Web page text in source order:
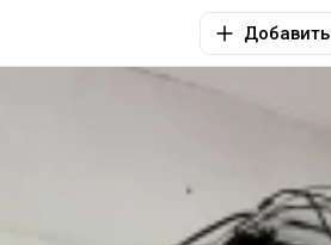
Добавить